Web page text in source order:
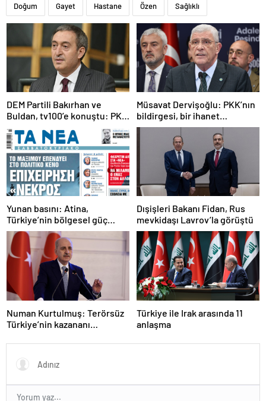
Doğum Gayet Hastane Özen Sağlıklı
DEM Partili Bakırhan ve
Buldan, tv100’e konuştu: PKK
ne zaman kendini feshedecek
Müsavat Dervişoğlu: PKK’nın
bildirgesi, bir ihanet
açıklamasıdır
Yunan basını: Atina,
Türkiye’nin bölgesel güç
olmasını durduramadı
Dışişleri Bakanı Fidan, Rus
mevkidaşı Lavrov’la görüştü
Numan Kurtulmuş: Terörsüz
Türkiye’nin kazananı
Türkiye ile Irak arasında 11
anlaşma